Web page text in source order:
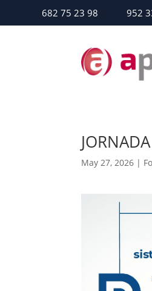
682 75 23 98 952
May 27, 2026 |